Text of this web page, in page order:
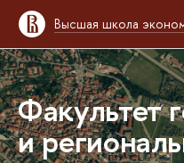
Высшая школа
Факультет
и